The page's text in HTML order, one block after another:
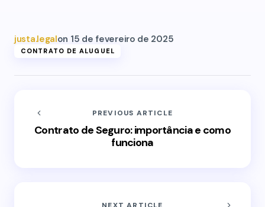
justa.legalon 15 de fevereiro de 2025
CONTRATO DE ALUGUEL
PREVIOUS ARTICLE
Contrato de Seguro: importância e como
funciona